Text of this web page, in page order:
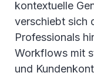
kontextuelle
verschiebt sich
Professionals
Workflows mit
und